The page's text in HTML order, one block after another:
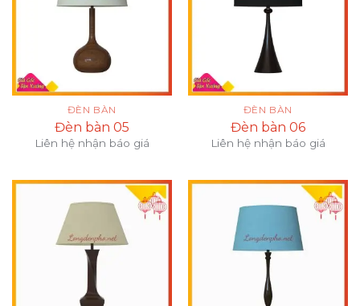
ĐÈN BÀN
Đèn bàn 05
Liên hệ nhận báo giá
ĐÈN BÀN
Đèn bàn 06
Liên hệ nhận báo giá